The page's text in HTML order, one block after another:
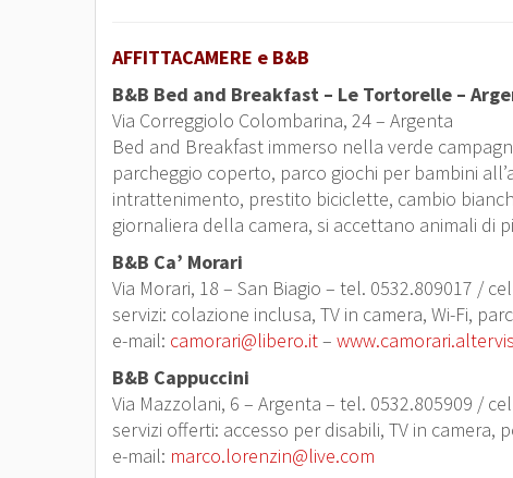
AFFITTACAMERE e B&B
B&B Bed and Breakfast – Le Tortorelle –
Via Correggiolo Colombarina, 24 – Argenta
Bed and Breakfast immerso nella verde
parcheggio coperto, parco giochi per bambini
intrattenimento, prestito biciclette, cambio
giornaliera della camera, si accettano animali di
B&B Ca’ Morari
Via Morari, 18 – San Biagio – tel. 0532.809017 /
servizi: colazione inclusa, TV in camera, Wi-Fi,
e-mail: camorari@libero.it–
B&B Cappuccini
Via Mazzolani, 6 – Argenta – tel. 0532.805909 /
servizi offerti: accesso per disabili, TV in camera,
e-mail: marco.lorenzin@live.com